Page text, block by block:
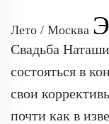
Лето / Москва
Свадьба
состояться в
свои
почти как в